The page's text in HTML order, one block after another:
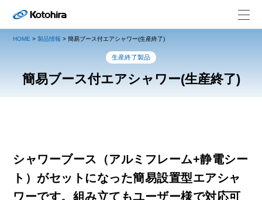
HOME >製品情報 >簡易ブース付エアシャワー(生産終了)
生産終了製品
簡易ブース付エアシャワー(生産終了)
シャワーブース（アルミフレーム+静電シー
ト）がセットになった簡易設置型エアシャ
ワーです。組み立てもユーザー様で対応可